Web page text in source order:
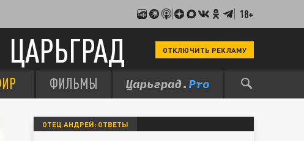
18+
ЦАРЬГРАД ОТКЛЮЧИТЬ РЕКЛАМУ
ФИЛЬМЫ
ОТЕЦ АНДРЕЙ: ОТВЕТЫ